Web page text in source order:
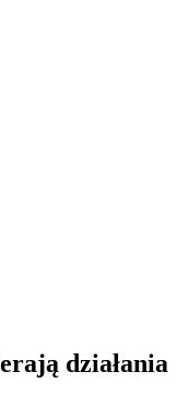
działania